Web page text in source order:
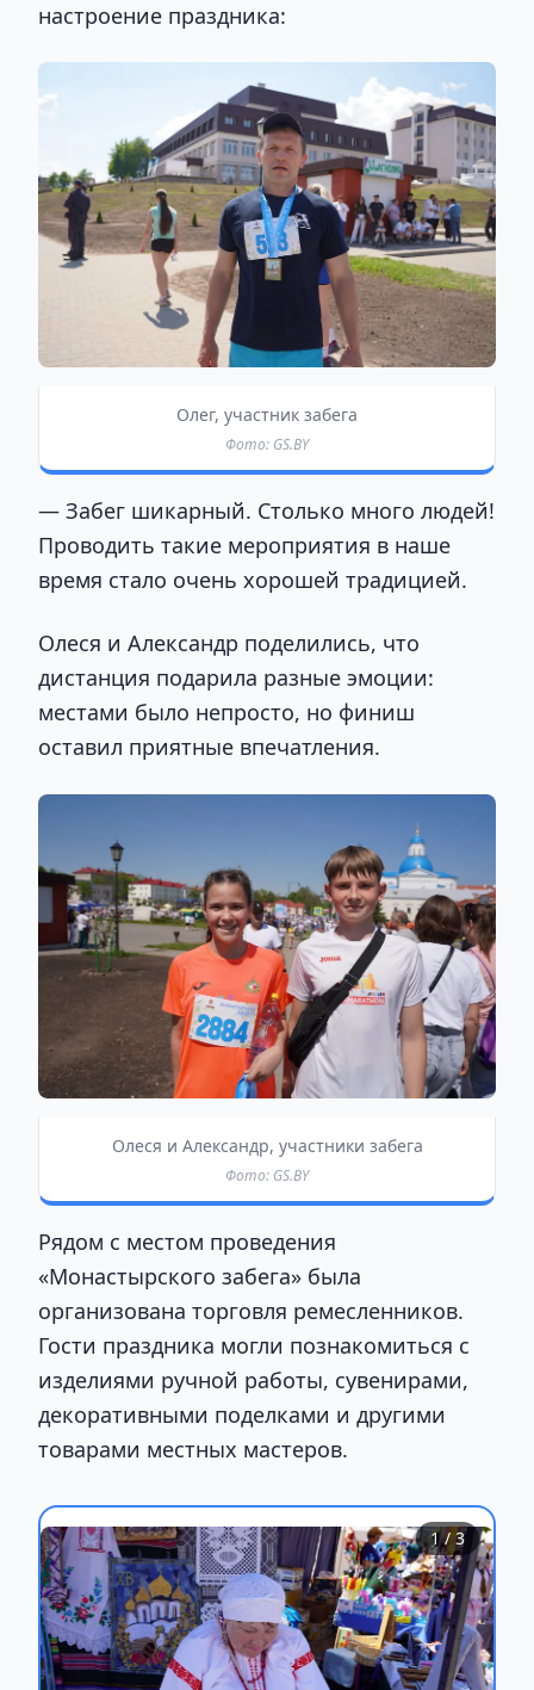
настроение праздника:
Олег, участник забега
Фото: GS.BY
— Забег шикарный. Столько много людей!
Проводить такие мероприятия в наше
время стало очень хорошей традицией.
Олеся и Александр поделились, что
дистанция подарила разные эмоции:
местами было непросто, но финиш
оставил приятные впечатления.
Олеся и Александр, участники забега
Фото: GS.BY
Рядом с местом проведения
«Монастырского забега» была
организована торговля ремесленников.
Гости праздника могли познакомиться с
изделиями ручной работы, сувенирами,
декоративными поделками и другими
товарами местных мастеров.
1/ 3